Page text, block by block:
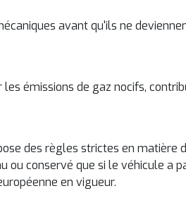
avant qu'ils ne
émissions de gaz nocifs,
des règles strictes en matière
conservé que si le véhicule a
en vigueur.